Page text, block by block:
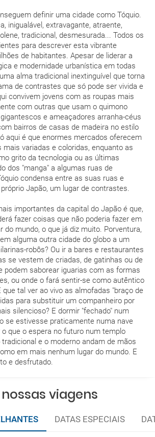
definir uma cidade como Tóquio.
inigualável, extravagante, atraente,
tradicional, desmesurada... Todos os
para descrever esta vibrante
de habitantes. Apesar de liderar a
e modernidade urbanística em todas
alma tradicional inextinguível que torna
de contrastes que só pode ser vivida e
convivem jovens com as roupas mais
com outras que usam o quimono
e ameaçadores arranha-céus
bairros de casas de madeira no estilo
aqui é que enormes mercados oferecem
variadas e coloridas, enquanto as
grito da tecnologia ou as últimas
dos "manga" a algumas ruas de
condensa entre as suas ruas e
Japão, um lugar de contrastes.
importantes da capital do Japão é que,
fazer coisas que não poderia fazer em
do mundo, o que já diz muito. Porventura,
alguma outra cidade do globo a um
robôs? Ou ir a bares e restaurantes
se vestem de criadas, de gatinhas ou de
podem saborear iguarias com as formas
ou onde o fará sentir-se como autêntico
que tal ver ao vivo as almofadas "braço de
para substituir um companheiro por
silencioso? E dormir "fechado" num
se estivesse praticamente numa nave
o que o espera no futuro num templo
e o moderno andam de mãos
em mais nenhum lugar do mundo. E
e desfrutado.
modificar a reserva da viagem?
ser originados por um
modificação da viagem?
ter o meu passaporte para viajar
tenho de estar no
uma viagem de pacote de
um dos serviços ficou
Como sei se se confirma
disponíveis na viagem que
incluídos, onde me devo
algum seguro de viagem?
entrada e saída do país se viajo
nossas viagens
DATAS ESPECIAIS